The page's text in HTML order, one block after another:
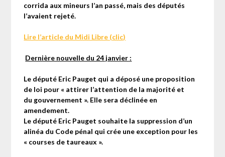
corrida aux mineurs l’an passé, mais des députés
l’avaient rejeté.
Lire l’article du Midi Libre (clic)
Dernière nouvelle du 24 janvier :
Le député Eric Pauget qui a déposé une proposition
de loi pour « attirer l’attention de la majorité et
du gouvernement ». Elle sera déclinée en
amendement.
Le député Eric Pauget souhaite la suppression d’un
alinéa du Code pénal qui crée une exception pour les
« courses de taureaux ».